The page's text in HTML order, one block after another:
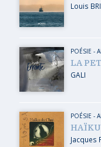
Louis
POÉSIE -
LA
GALI
POÉSIE -
HAÏKU
Jacques